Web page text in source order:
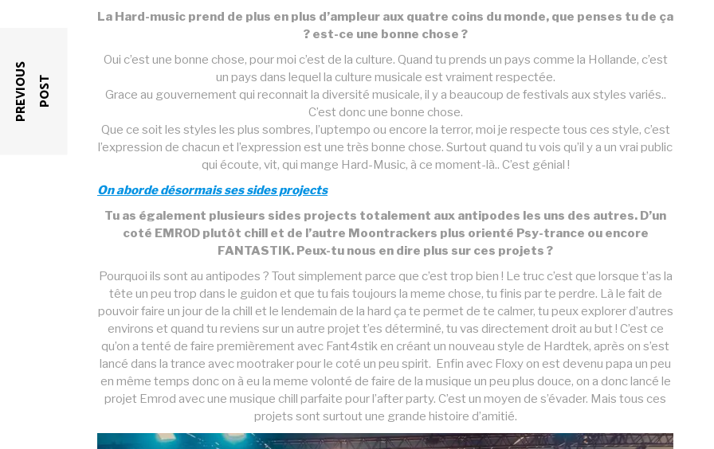
La Hard-music prend de plus en plus d’ampleur aux quatre coins du monde, que penses tu de ça
? est-ce une bonne chose ?
Oui c’est une bonne chose, pour moi c’est de la culture. Quand tu prends un pays comme la Hollande, c’est
un pays dans lequel la culture musicale est vraiment respectée.
Grace au gouvernement qui reconnait la diversité musicale, il y a beaucoup de festivals aux styles variés..
C’est donc une bonne chose.
Que ce soit les styles les plus sombres, l’uptempo ou encore la terror, moi je respecte tous ces style, c’est
l’expression de chacun et l’expression est une très bonne chose. Surtout quand tu vois qu’il y a un vrai public
qui écoute, vit, qui mange Hard-Music, à ce moment-là.. C’est génial !
On aborde désormais ses sides projects
Tu as également plusieurs sides projects totalement aux antipodes les uns des autres. D’un
coté EMROD plutôt chill et de l’autre Moontrackers plus orienté Psy-trance ou encore
FANTASTIK. Peux-tu nous en dire plus sur ces projets ?
Pourquoi ils sont au antipodes ? Tout simplement parce que c’est trop bien ! Le truc c’est que lorsque t’as la
tête un peu trop dans le guidon et que tu fais toujours la meme chose, tu finis par te perdre. Là le fait de
pouvoir faire un jour de la chill et le lendemain de la hard ça te permet de te calmer, tu peux explorer d’autres
environs et quand tu reviens sur un autre projet t’es déterminé, tu vas directement droit au but ! C’est ce
qu’on a tenté de faire premièrement avec Fant4stik en créant un nouveau style de Hardtek, après on s’est
lancé dans la trance avec mootraker pour le coté un peu spirit. Enfin avec Floxy on est devenu papa un peu
en même temps donc on à eu la meme volonté de faire de la musique un peu plus douce, on a donc lancé le
projet Emrod avec une musique chill parfaite pour l’after party. C’est un moyen de s’évader. Mais tous ces
projets sont surtout une grande histoire d’amitié.
P
R
E
V
I
O
U
S
P
O
S T